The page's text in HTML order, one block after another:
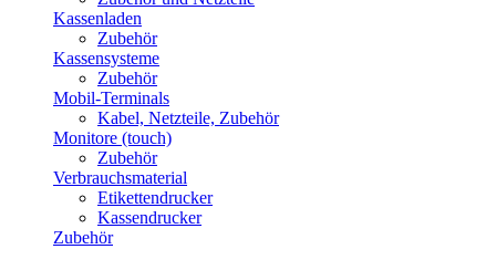
Kassenladen
Zubehör
Kassensysteme
Zubehör
Mobil-Terminals
Kabel, Netzteile, Zubehör
Monitore (touch)
Zubehör
Verbrauchsmaterial
Etikettendrucker
Kassendrucker
Zubehör